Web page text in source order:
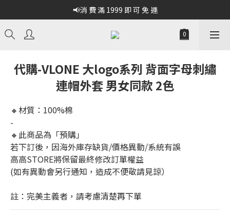
📢消 費 滿 1999 即 可 免 運
代購-VLONE 大logo系列 背面字母刺繡
連帽外套 男女同款 2色
🔸材質：100%棉
-
🔸此商品為「預購」
若下訂後，因海外庫存缺貨/價格異動/系統有誤
高高STORE將保留最終修改訂單權益
(如有異動會另行通知，造成不便敬請見諒）
註：完美主義者，請考慮清楚再下單